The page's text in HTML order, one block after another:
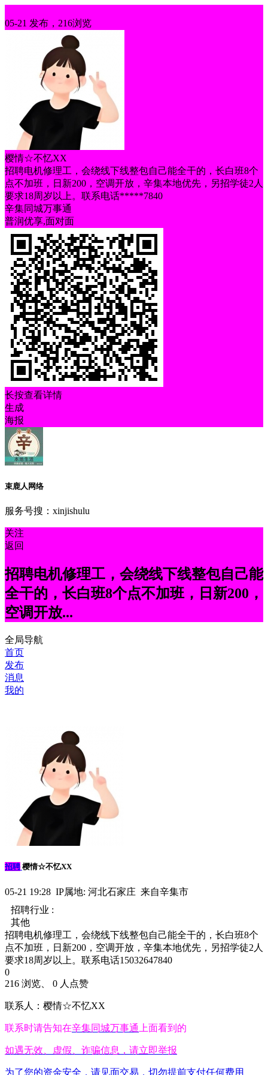
05-21 发布，216浏览
樱情☆不忆XX
招聘电机修理工，会绕线下线整包自己能全干的，长白班8个
点不加班，日新200，空调开放，辛集本地优先，另招学徒2人
要求18周岁以上。联系电话*****7840
辛集同城万事通
普润优享,面对面
长按查看详情
生成
海报
束鹿人网络
服务号搜：xinjishulu
关注
返回
招聘电机修理工，会绕线下线整包自己能
全干的，长白班8个点不加班，日新200，
空调开放...
全局导航
首页
发布
消息
我的
招聘 樱情☆不忆XX
05-21 19:28 IP属地: 河北石家庄 来自辛集市
招聘行业 :
其他
招聘电机修理工，会绕线下线整包自己能全干的，长白班8个
点不加班，日新200，空调开放，辛集本地优先，另招学徒2人
要求18周岁以上。联系电话15032647840
0
216 浏览、 0 人点赞
联系人：樱情☆不忆XX
联系时请告知在辛集同城万事通 上面看到的
如遇无效、虚假、诈骗信息，请立即举报
为了您的资金安全，请见面交易，切勿提前支付任何费用